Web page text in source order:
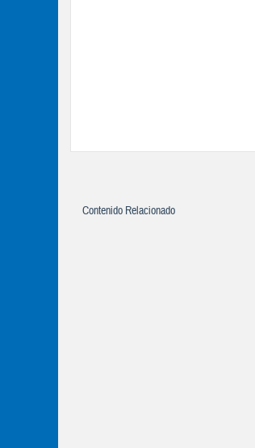
Contenido Relacionado